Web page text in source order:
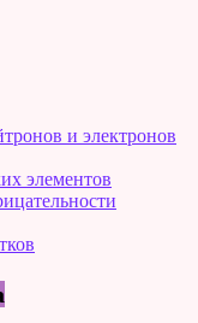
и электронов
элементов